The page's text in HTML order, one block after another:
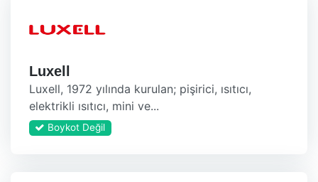
Luxell
Luxell, 1972 yılında kurulan; pişirici, ısıtıcı,
elektrikli ısıtıcı, mini ve...
Boykot Değil